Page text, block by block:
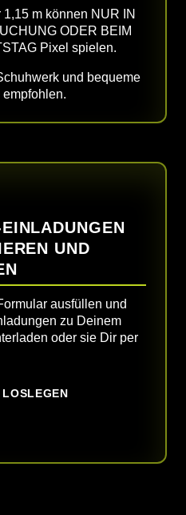
1,15 m können NUR IN
ODER BEIM
Pixel spielen.
und bequeme
UND
ausfüllen und
zu Deinem
oder sie Dir per